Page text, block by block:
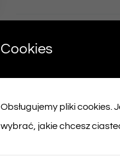
Podobne produkty
Cookies
Obsługujemy pliki cookies.
wybrać, jakie chcesz